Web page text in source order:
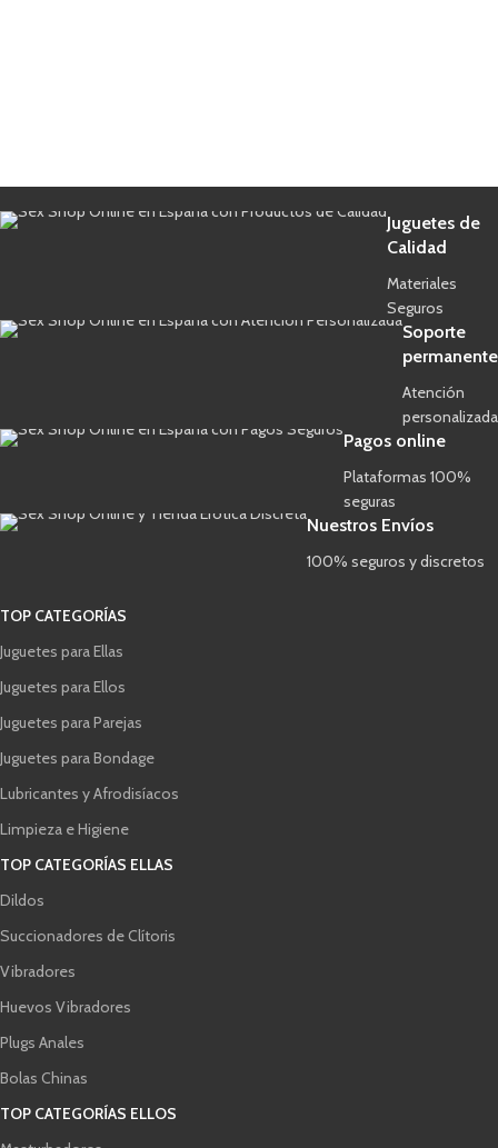
Juguetes de
Calidad
Materiales
Seguros
Soporte
permanente
Atención
personalizada
Pagos online
Plataformas 100%
seguras
Nuestros Envíos
100% seguros y discretos
TOP CATEGORÍAS
Juguetes para Ellas
Juguetes para Ellos
Juguetes para Parejas
Juguetes para Bondage
Lubricantes y Afrodisíacos
Limpieza e Higiene
TOP CATEGORÍAS ELLAS
Dildos
Succionadores de Clítoris
Vibradores
Huevos Vibradores
Plugs Anales
Bolas Chinas
TOP CATEGORÍAS ELLOS